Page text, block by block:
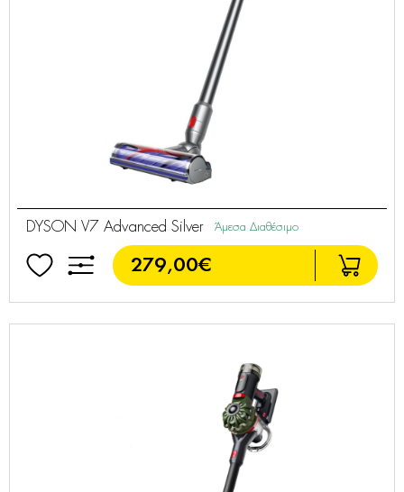
DYSON V7 Advanced Silver Άμεσα Διαθέσιμο
279,00€